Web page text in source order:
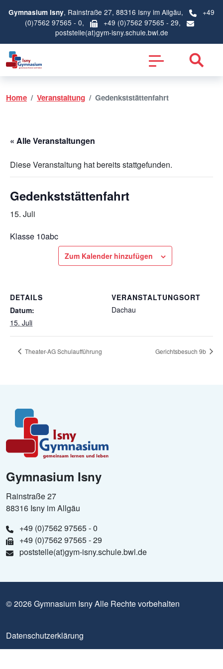
Gymnasium Isny, Rainstraße 27, 88316 Isny im Allgäu,
+49
(0)7562 97565 - 0,
+49 (0)7562 97565 - 29,
poststelle(at)gym-isny.schule.bwl.de
Home Veranstaltung Gedenkststättenfahrt
« Alle Veranstaltungen
Diese Veranstaltung hat bereits stattgefunden.
Gedenkststättenfahrt
15. Juli
Klasse 10abc
Zum Kalender hinzufügen
DETAILS
Datum:
15. Juli
VERANSTALTUNGSORT
Dachau
Theater-AG Schulaufführung Gerichtsbesuch 9b
Gymnasium Isny
Rainstraße 27
88316 Isny im Allgäu
+49 (0)7562 97565 - 0
+49 (0)7562 97565 - 29
poststelle(at)gym-isny.schule.bwl.de
© 2026 Gymnasium Isny Alle Rechte vorbehalten
Datenschutzerklärung